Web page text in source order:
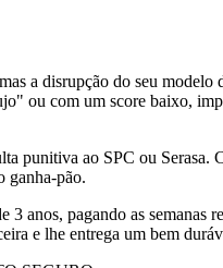
a disrupção do seu
ou com um score baixo,
punitiva ao SPC ou Serasa.
ganha-pão.
pagando as semanas
e lhe entrega um bem